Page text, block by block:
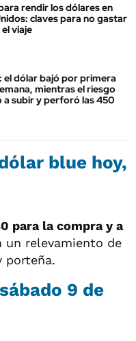
rendir los dólares en
claves para no gastar
viaje
el dólar bajó por primera
mientras el riesgo
a subir y perforó las 450
blue hoy,
para la compra y a
un relevamiento de
porteña.
9 de